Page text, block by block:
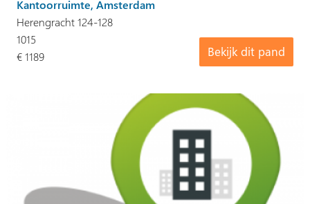
Kantoorruimte, Amsterdam
Herengracht 124-128
Bekijk dit pand
1015
€ 1189